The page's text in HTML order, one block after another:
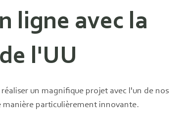
ligne avec la
l'UU
un magnifique projet avec l'un de nos
manière particulièrement innovante.